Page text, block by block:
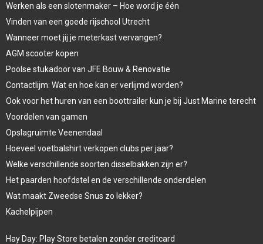
Werken als een slotenmaker – Hoe word je één
Vinden van een goede rijschool Utrecht
Wanneer moet jij je meterkast vervangen?
AGM scooter kopen
Poolse stukadoor van JFE Bouw & Renovatie
Contactlijm: Wat en hoe kan er verlijmd worden?
Ook voor het huren van een boottrailer kun je bij Just Marine terecht
Voordelen van gamen
Opslagruimte Veenendaal
Hoeveel voetbalshirt verkopen clubs per jaar?
Welke verschillende soorten disselbakken zijn er?
Het paarden hoofdstel en de verschillende onderdelen
Wat maakt Zweedse Snus zo lekker?
Kachelpijpen
Hay Day: Play Store betalen zonder creditcard